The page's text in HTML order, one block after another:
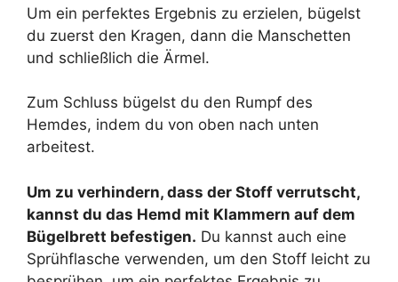
Um ein perfektes Ergebnis zu erzielen, bügelst
du zuerst den Kragen, dann die Manschetten
und schließlich die Ärmel.
Zum Schluss bügelst du den Rumpf des
Hemdes, indem du von oben nach unten
arbeitest.
Um zu verhindern, dass der Stoff verrutscht,
kannst du das Hemd mit Klammern auf dem
Bügelbrett befestigen. Du kannst auch eine
Sprühflasche verwenden, um den Stoff leicht zu